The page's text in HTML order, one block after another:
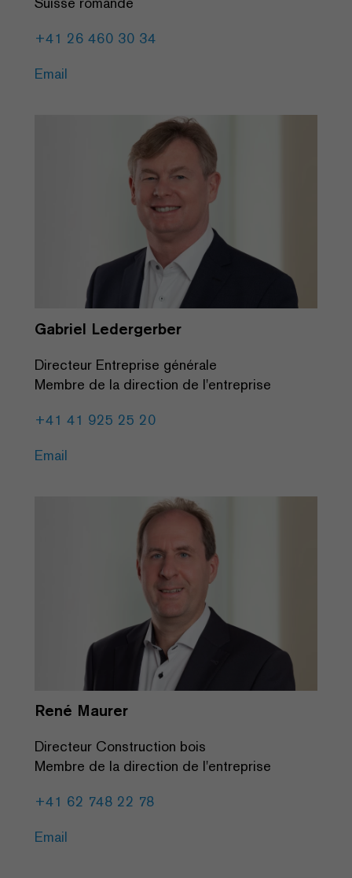
+41 26 460 30 34
Email
Gabriel Ledergerber
Directeur Entreprise générale
Membre de la direction de l'entreprise
+41 41 925 25 20
Email
René Maurer
Directeur Construction bois
Membre de la direction de l'entreprise
+41 62 748 22 78
Email